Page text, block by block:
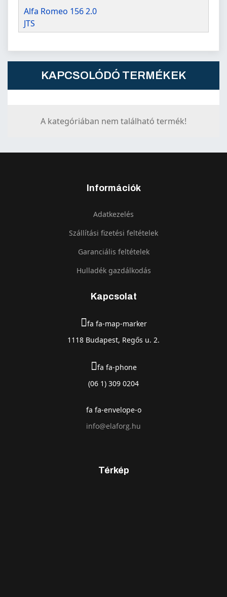
Alfa Romeo 156 2.0
JTS
KAPCSOLÓDÓ TERMÉKEK
A kategóriában nem található termék!
Információk
Adatkezelés
Szállítási fizetési feltételek
Garanciális feltételek
Hulladék gazdálkodás
Kapcsolat
fa fa-map-marker
1118 Budapest, Regős u. 2.
fa fa-phone
(06 1) 309 0204
fa fa-envelope-o
info@elaforg.hu
Térkép